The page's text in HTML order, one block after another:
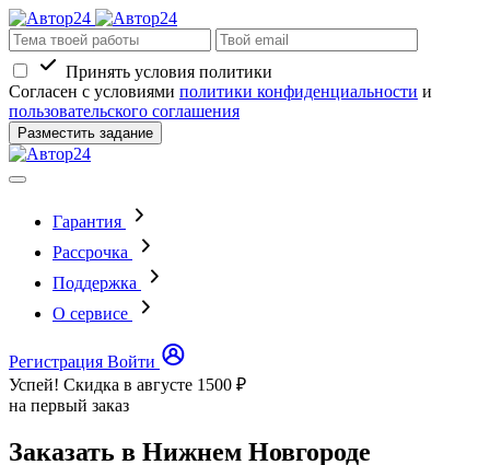
Принять условия политики
Согласен с условиями политики конфиденциальности и
пользовательского соглашения
Разместить задание
Гарантия
Рассрочка
Поддержка
О сервисе
Регистрация Войти
Успей! Скидка в августе 1500 ₽
на первый заказ
Заказать в Нижнем Новгороде